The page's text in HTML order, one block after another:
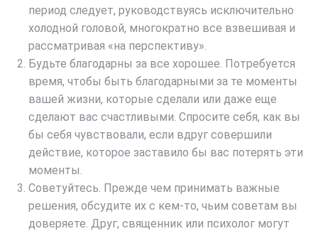
период следует, руководствуясь исключительно
холодной головой, многократно все взвешивая и
рассматривая «на перспективу».
Будьте благодарны за все хорошее. Потребуется
время, чтобы быть благодарными за те моменты
вашей жизни, которые сделали или даже еще
сделают вас счастливыми. Спросите себя, как вы
бы себя чувствовали, если вдруг совершили
действие, которое заставило бы вас потерять эти
моменты.
Советуйтесь. Прежде чем принимать важные
решения, обсудите их с кем-то, чьим советам вы
доверяете. Друг, священник или психолог могут